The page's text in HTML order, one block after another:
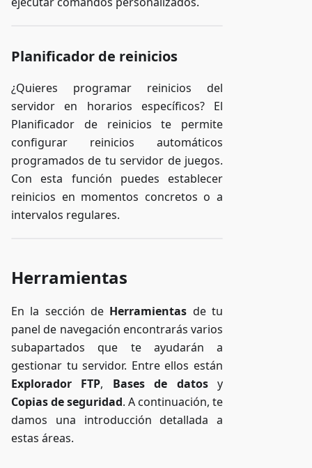
Planificador de reinicios
¿Quieres programar reinicios del
servidor en horarios específicos? El
Planificador de reinicios te permite
configurar reinicios automáticos
programados de tu servidor de juegos.
Con esta función puedes establecer
reinicios en momentos concretos o a
intervalos regulares.
Herramientas
En la sección de Herramientas de tu
panel de navegación encontrarás varios
subapartados que te ayudarán a
gestionar tu servidor. Entre ellos están
Explorador FTP, Bases de datosy
Copias de seguridad. A continuación, te
damos una introducción detallada a
estas áreas.